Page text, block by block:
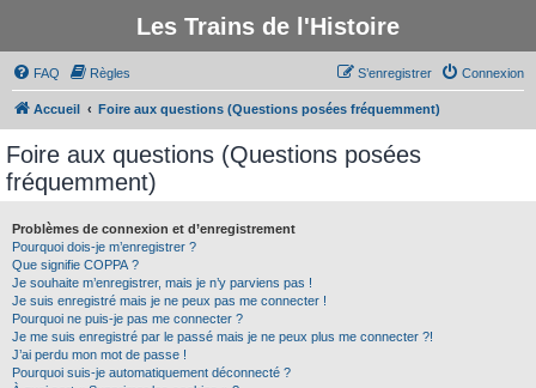
Les Trains de l'Histoire
FAQ Règles Connexion
S’enregistrer
Accueil Foire aux questions (Questions posées fréquemment)
Foire aux questions (Questions posées
fréquemment)
Problèmes de connexion et d’enregistrement
Pourquoi dois-je m’enregistrer ?
Que signifie COPPA ?
Je souhaite m’enregistrer, mais je n’y parviens pas !
Je suis enregistré mais je ne peux pas me connecter !
Pourquoi ne puis-je pas me connecter ?
Je me suis enregistré par le passé mais je ne peux plus me connecter ?!
J’ai perdu mon mot de passe !
Pourquoi suis-je automatiquement déconnecté ?